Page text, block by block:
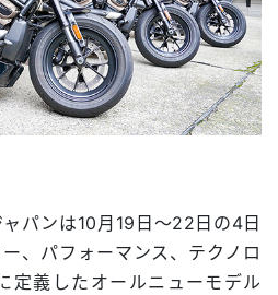
パンは10月19日～22日の4日
、パフォーマンス、テクノロ
定義したオールニューモデル